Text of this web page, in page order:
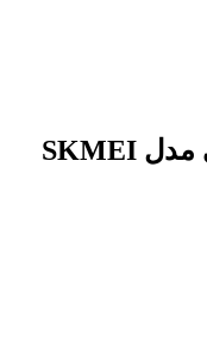
ساعت مچی مردانه اسکمی مدل SKMEI